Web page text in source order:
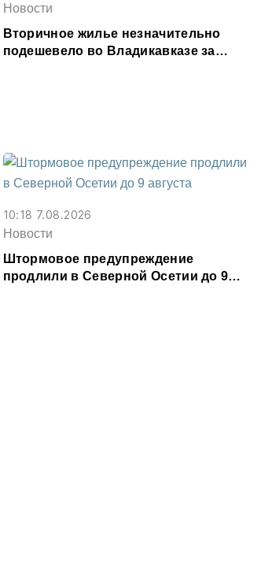
Новости
Вторичное жилье незначительно
подешевело во Владикавказе за
10:18 7.08.2026
Новости
Штормовое предупреждение
продлили в Северной Осетии до 9